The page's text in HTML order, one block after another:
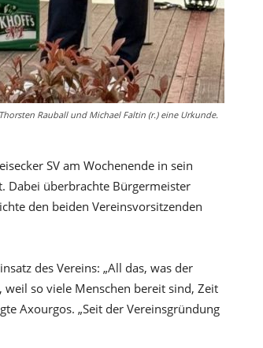
Rauball und Michael Faltin (r.) eine Urkunde.
SV am Wochenende in sein
Dabei überbrachte Bürgermeister
den beiden Vereinsvorsitzenden
des Vereins: „All das, was der
so viele Menschen bereit sind, Zeit
Axourgos. „Seit der Vereinsgründung